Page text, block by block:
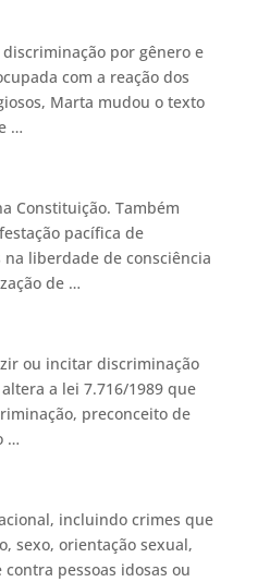
por gênero e
com a reação dos
Marta mudou o texto
…
Constituição. Também
pacífica de
liberdade de consciência
de …
ou incitar discriminação
a lei 7.716/1989 que
preconceito de
…
incluindo crimes que
sexo, orientação sexual,
pessoas idosas ou